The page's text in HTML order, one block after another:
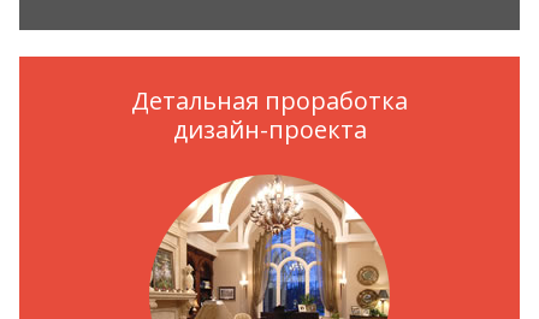
Детальная проработка
дизайн-проекта